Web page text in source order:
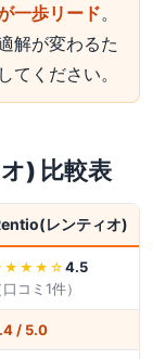
一歩リード。
解が変わるた
てください。
) 比較表
レンティオ)
☆ 4.5
口コミ 1件）
/ 5.0